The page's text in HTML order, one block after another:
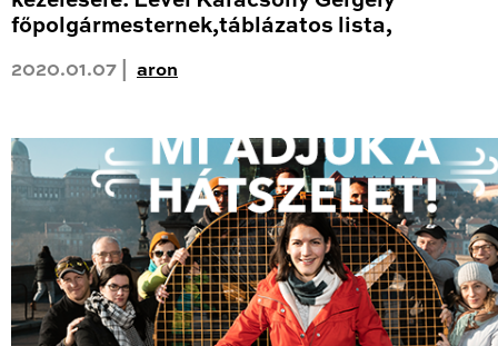
főpolgármesternek,táblázatos lista,
2020.01.07 | aron